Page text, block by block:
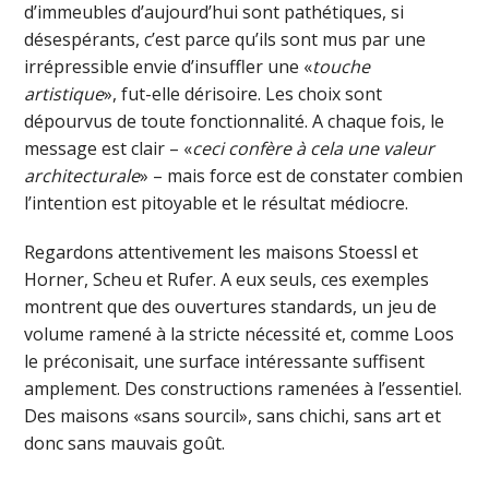
d’immeubles d’aujourd’hui sont pathétiques, si
désespérants, c’est parce qu’ils sont mus par une
irrépressible envie d’insuffler une «touche
artistique», fut-elle dérisoire. Les choix sont
dépourvus de toute fonctionnalité. A chaque fois, le
message est clair – «ceci confère à cela une valeur
architecturale» – mais force est de constater combien
l’intention est pitoyable et le résultat médiocre.
Regardons attentivement les maisons Stoessl et
Horner, Scheu et Rufer. A eux seuls, ces exemples
montrent que des ouvertures standards, un jeu de
volume ramené à la stricte nécessité et, comme Loos
le préconisait, une surface intéressante suffisent
amplement. Des constructions ramenées à l’essentiel.
Des maisons «sans sourcil», sans chichi, sans art et
donc sans mauvais goût.